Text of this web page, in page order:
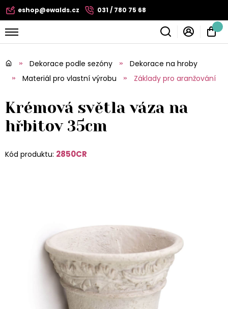
eshop@ewalds.cz 031 / 780 75 68
Dekorace podle sezóny
Dekorace na hroby
Materiál pro vlastní výrobu
Základy pro aranžování
Krémová světla váza na
hřbitov 35cm
Kód produktu: 2850CR